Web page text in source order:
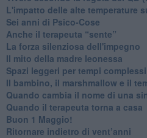
​L'impatto delle alte temperature
Sei anni di Psico-Cose
​Anche il terapeuta “sente”
​La forza silenziosa dell'impegno
​Il mito della madre leonessa
Spazi leggeri per tempi complessi
Il bambino, il marshmallow e il
​Quando cambia il nome di una
​Quando il terapeuta torna a casa
​Buon 1 Maggio!
Ritornare indietro di vent’anni